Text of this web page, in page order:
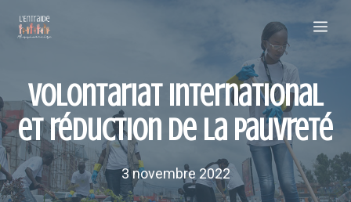
Volontariat international
et réduction de la pauvreté
3 novembre 2022